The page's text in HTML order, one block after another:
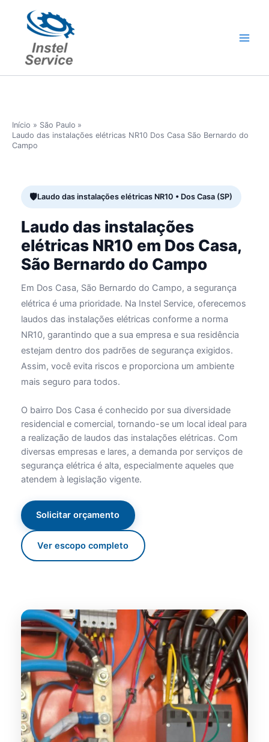
conteúdo
Início
São Paulo
Laudo das instalações elétricas NR10 Dos Casa São Bernardo do
Campo
Laudo das instalações elétricas NR10 • Dos Casa (SP)
Laudo das instalações
elétricas NR10 em Dos Casa,
São Bernardo do Campo
Em Dos Casa, São Bernardo do Campo, a segurança
elétrica é uma prioridade. Na Instel Service, oferecemos
laudos das instalações elétricas conforme a norma
NR10, garantindo que a sua empresa e sua residência
estejam dentro dos padrões de segurança exigidos.
Assim, você evita riscos e proporciona um ambiente
mais seguro para todos.
O bairro Dos Casa é conhecido por sua diversidade
residencial e comercial, tornando-se um local ideal para
a realização de laudos das instalações elétricas. Com
diversas empresas e lares, a demanda por serviços de
segurança elétrica é alta, especialmente aqueles que
atendem à legislação vigente.
Solicitar orçamento
Ver escopo completo